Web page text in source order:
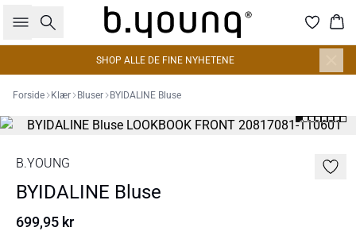
Søk
SHOP ALLE DE FINE NYHETENE
Forside Klær Bluser BYIDALINE Bluse
B.YOUNG
BYIDALINE Bluse
699,95 kr